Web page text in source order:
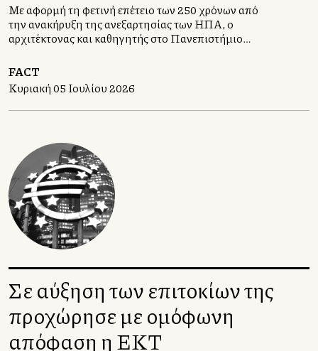
Με αφορμή τη φετινή επέτειο των 250 χρόνων από
την ανακήρυξη της ανεξαρτησίας των ΗΠΑ, ο
αρχιτέκτονας και καθηγητής στο Πανεπιστήμιο
κατοικίες, σχεδιασμένες, βέβαια, από αρχιτέκτονες
για να μας αφηγηθεί την ιστορία των Ηνωμένων
Πολιτειών.
FACT
Κυριακή 05 Ιουλίου 2026
Σε αύξηση των επιτοκίων της
προχώρησε με ομόφωνη
απόφαση η ΕΚΤ